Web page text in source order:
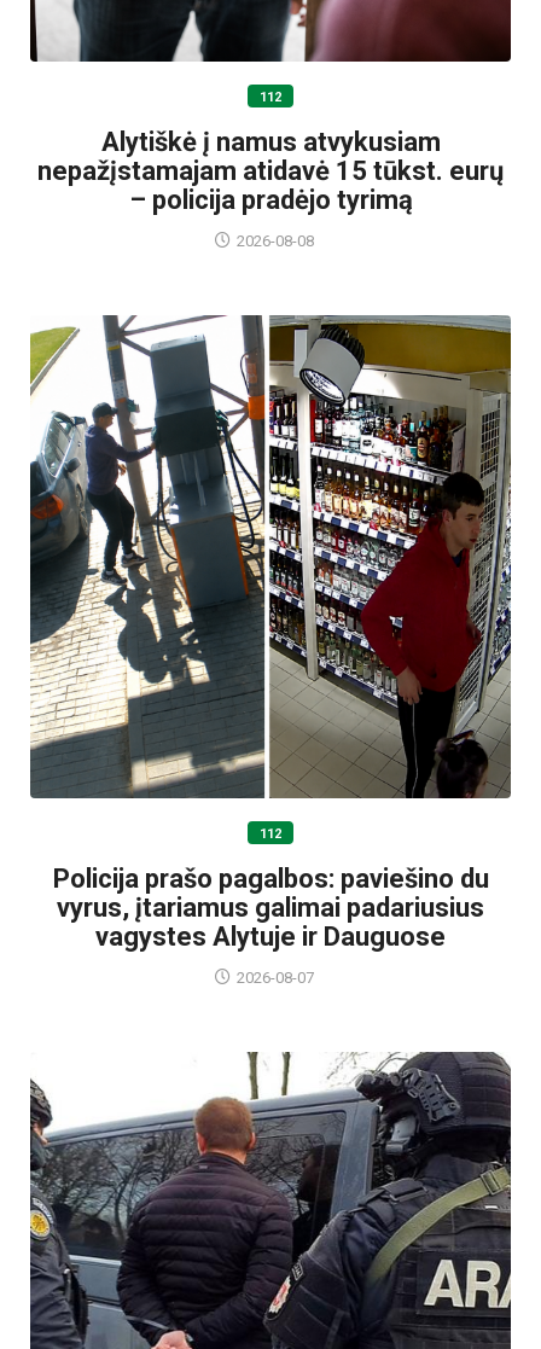
112
Alytiškė į namus atvykusiam
nepažįstamajam atidavė 15 tūkst. eurų
– policija pradėjo tyrimą
2026-08-08
112
Policija prašo pagalbos: paviešino du
vyrus, įtariamus galimai padariusius
vagystes Alytuje ir Dauguose
2026-08-07